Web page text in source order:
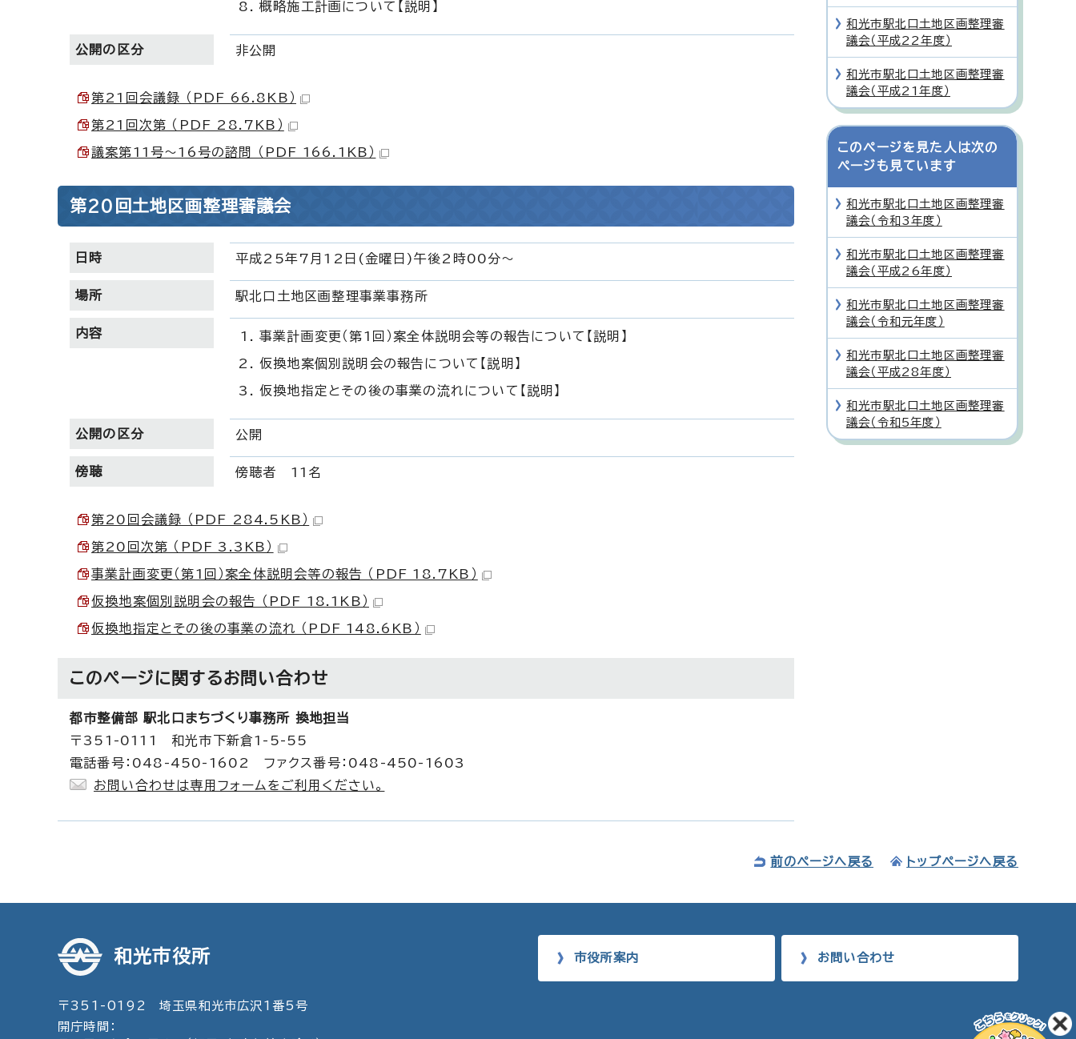
概略施工計画について【説明】
公開の区分 非公開
第21回会議録 （PDF 66.8KB）
第21回次第 （PDF 28.7KB）
議案第11号～16号の諮問 （PDF 166.1KB）
第20回土地区画整理審議会
日時 平成25年7月12日(金曜日)午後2時00分～
場所 駅北口土地区画整理事業事務所
内容 事業計画変更（第1回）案全体説明会等の報告について【説明】
仮換地案個別説明会の報告について【説明】
仮換地指定とその後の事業の流れについて【説明】
公開の区分 公開
傍聴 傍聴者 11名
第20回会議録 （PDF 284.5KB）
第20回次第 （PDF 3.3KB）
事業計画変更（第1回）案全体説明会等の報告 （PDF 18.7KB）
仮換地案個別説明会の報告 （PDF 18.1KB）
仮換地指定とその後の事業の流れ （PDF 148.6KB）
このページに関するお問い合わせ
都市整備部 駅北口まちづくり事務所 換地担当
〒351-0111 和光市下新倉1-5-55
電話番号：048-450-1602 ファクス番号：048-450-1603
お問い合わせは専用フォームをご利用ください。
和光市駅北口土地区画整理審
議会（平成22年度）
和光市駅北口土地区画整理審
議会（平成21年度）
このページを見た人は次の
ページも見ています
和光市駅北口土地区画整理審
議会（令和3年度）
和光市駅北口土地区画整理審
議会（平成26年度）
和光市駅北口土地区画整理審
議会（令和元年度）
和光市駅北口土地区画整理審
議会（平成28年度）
和光市駅北口土地区画整理審
議会（令和5年度）
前のページへ戻る トップページへ戻る
和光市役所
〒351-0192 埼玉県和光市広沢1番5号
開庁時間：
市役所案内 お問い合わせ